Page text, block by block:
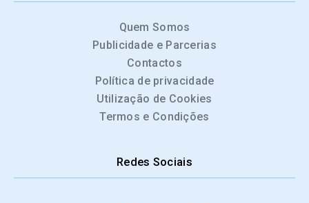
Quem Somos
Publicidade e Parcerias
Contactos
Política de privacidade
Utilização de Cookies
Termos e Condições
Redes Sociais